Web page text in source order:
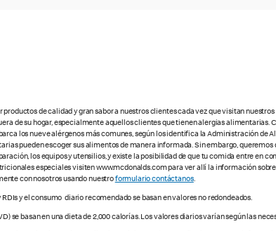
productos de calidad y gran sabor a nuestros clientes cada vez que visitan
de su hogar, especialmente aquellos clientes que tienen alergias
los nueve alérgenos más comunes, según los identifica la Administración de
pueden escoger sus alimentos de manera informada. Sin embargo,
los equipos y utensilios, y existe la posibilidad de que tu comida entre en
especiales visiten www.mcdonalds.com para ver allí la información
con nosotros usando nuestroformulario contáctanos.
y el consumo diario recomendado se basan en valores no redondeados.
se basan en una dieta de 2,000 calorías. Los valores diarios varían según las